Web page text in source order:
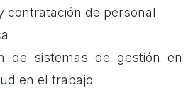
contratación de personal
de sistemas de gestión en
en el trabajo